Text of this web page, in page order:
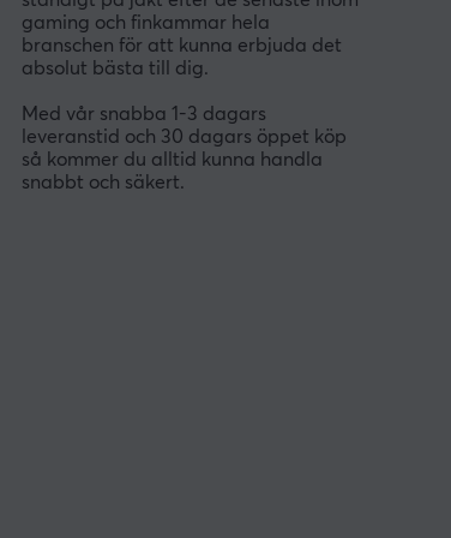
gaming och finkammar hela
branschen för att kunna erbjuda det
absolut bästa till dig.
Med vår snabba 1-3 dagars
leveranstid och 30 dagars öppet köp
så kommer du alltid kunna handla
snabbt och säkert.